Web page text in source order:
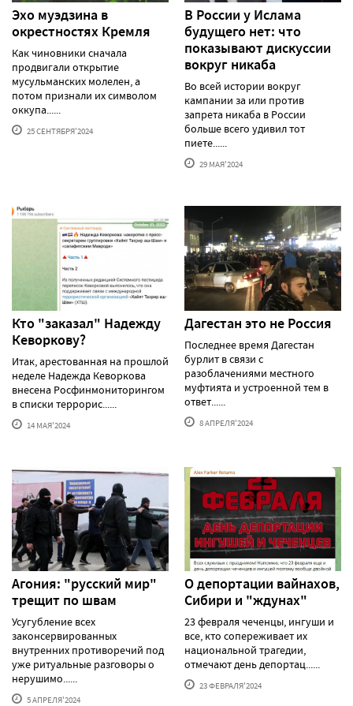
Эхо муэдзина в
окрестностях Кремля
Как чиновники сначала
продвигали открытие
мусульманских молелен, а
потом признали их символом
оккупа......
25 СЕНТЯБРЯ'2024
В России у Ислама
будущего нет: что
показывают дискуссии
вокруг никаба
Во всей истории вокруг
кампании за или против
запрета никаба в России
больше всего удивил тот
пиете......
29 МАЯ'2024
Кто "заказал" Надежду
Кеворкову?
Итак, арестованная на прошлой
неделе Надежда Кеворкова
внесена Росфинмониторингом
в списки террорис......
14 МАЯ'2024
Дагестан это не Россия
Последнее время Дагестан
бурлит в связи с
разоблачениями местного
муфтията и устроенной тем в
ответ......
8 АПРЕЛЯ'2024
Агония: "русский мир"
трещит по швам
Усугубление всех
законсервированных
внутренних противоречий под
уже ритуальные разговоры о
нерушимо......
5 АПРЕЛЯ'2024
О депортации вайнахов,
Сибири и "ждунах"
23 февраля чеченцы, ингуши и
все, кто сопереживает их
национальной трагедии,
отмечают день депортац......
23 ФЕВРАЛЯ'2024